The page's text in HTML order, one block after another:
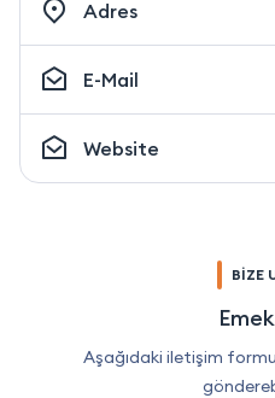
Adres
E-Mail
Website
BİZE
Aşağıdaki iletişim